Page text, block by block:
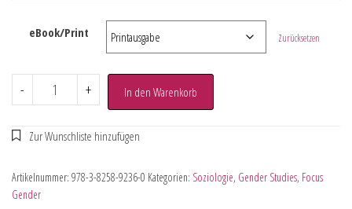
eBook/Print Zurücksetzen
- + In den Warenkorb
Artikelnummer: 978-3-8258-9236-0 Kategorien: Soziologie, Gender Studies, Focus
Gender